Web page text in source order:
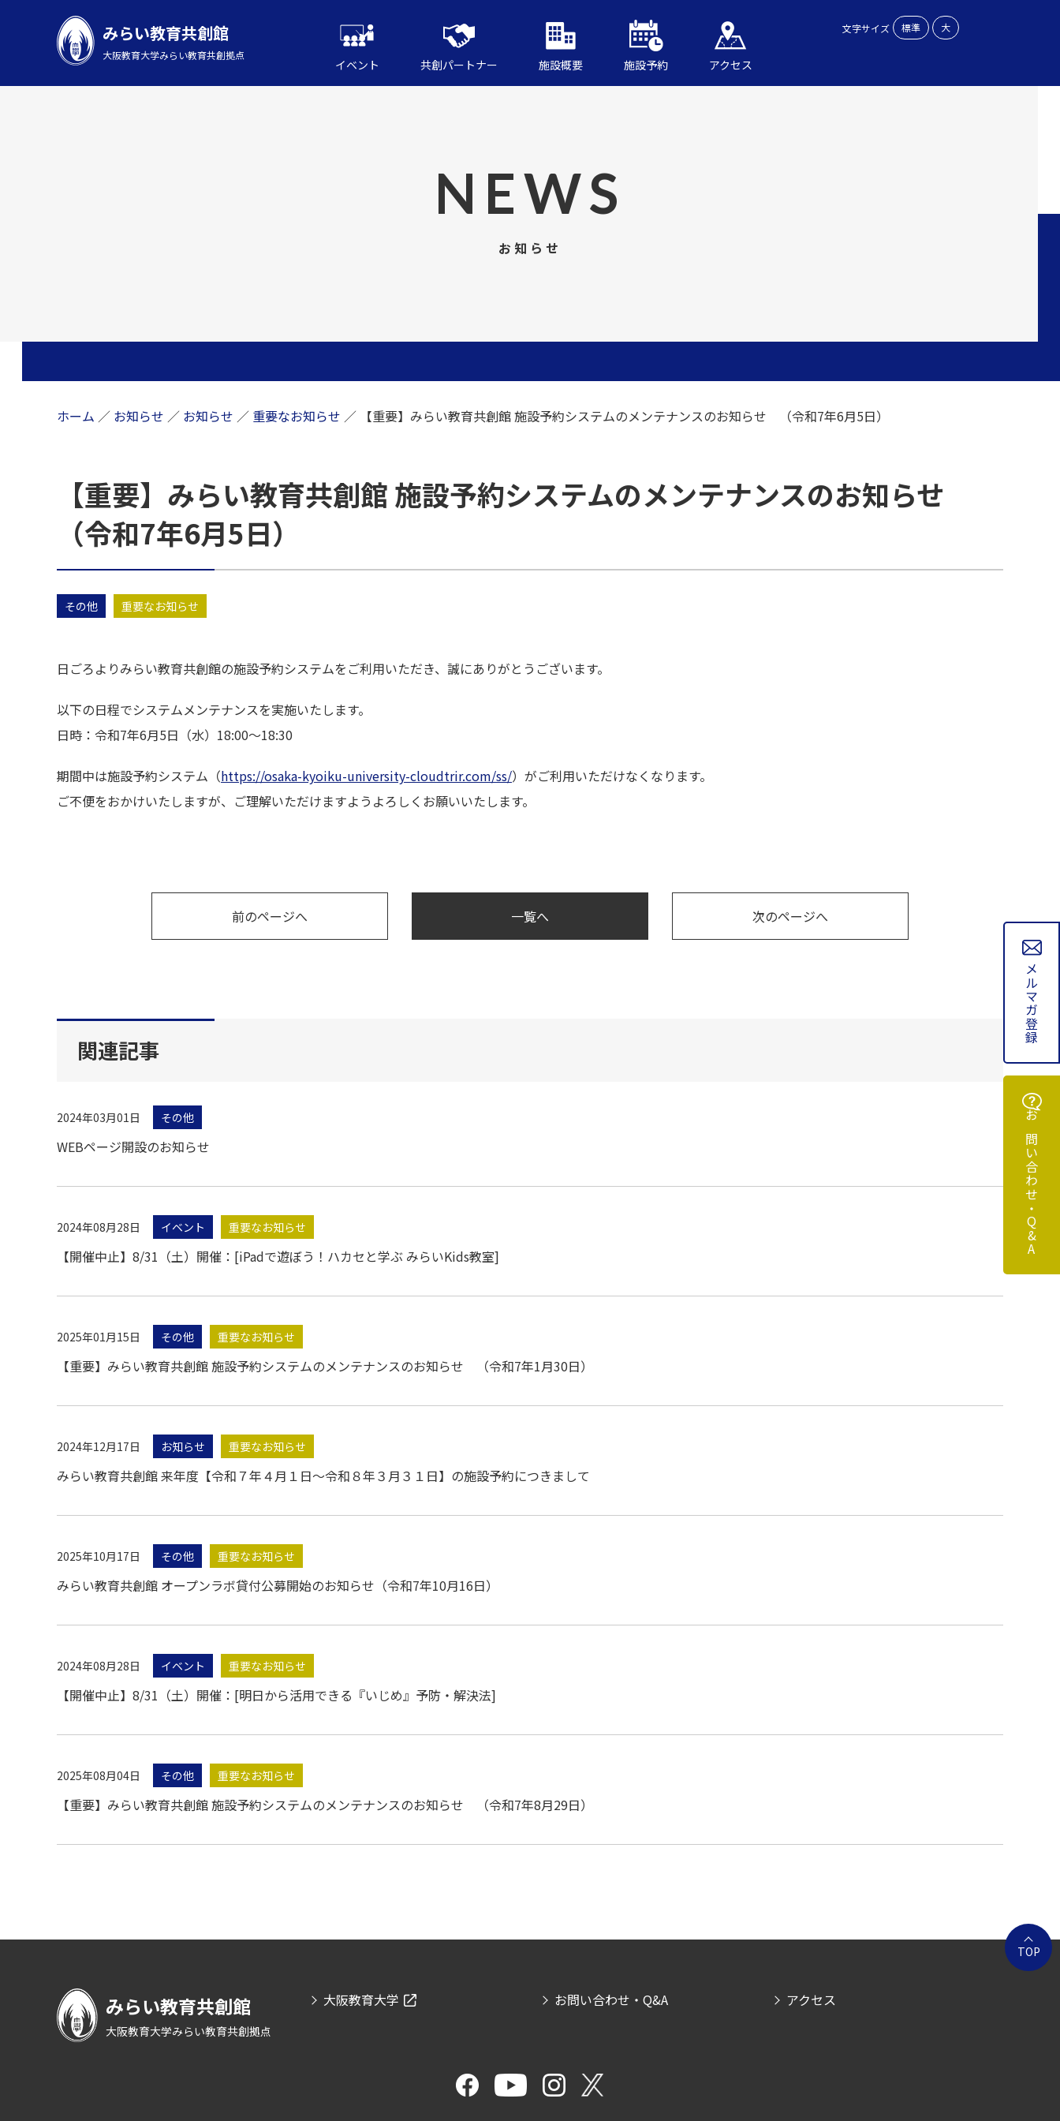
みらい教育共創館
大阪教育大学みらい教育共創拠点
イベント 共創パートナー 施設概要 施設予約 アクセス
文字サイズ 標準 大
メルマガ登録
お問い合わせ・Q&A
NEWS
お知らせ
ホーム ／ お知らせ ／ お知らせ ／ 重要なお知らせ ／ 【重要】みらい教育共創館 施設予約システムのメンテナンスのお知らせ （令和7年6月5日）
【重要】みらい教育共創館 施設予約システムのメンテナンスのお知らせ
（令和7年6月5日）
その他 重要なお知らせ
日ごろよりみらい教育共創館の施設予約システムをご利用いただき、誠にありがとうございます。
以下の日程でシステムメンテナンスを実施いたします。
日時：令和7年6月5日（水）18:00〜18:30
期間中は施設予約システム（https://osaka-kyoiku-university-cloudtrir.com/ss/）がご利用いただけなくなります。
ご不便をおかけいたしますが、ご理解いただけますようよろしくお願いいたします。
前のページへ 一覧へ 次のページへ
関連記事
2024年03月01日 その他
WEBページ開設のお知らせ
2024年08月28日 イベント 重要なお知らせ
【開催中止】8/31（土）開催：[iPadで遊ぼう！ハカセと学ぶ みらいKids教室]
2025年01月15日 その他 重要なお知らせ
【重要】みらい教育共創館 施設予約システムのメンテナンスのお知らせ （令和7年1月30日）
2024年12月17日 お知らせ 重要なお知らせ
みらい教育共創館 来年度【令和７年４月１日～令和８年３月３１日】の施設予約につきまして
2025年10月17日 その他 重要なお知らせ
みらい教育共創館 オープンラボ貸付公募開始のお知らせ（令和7年10月16日）
2024年08月28日 イベント 重要なお知らせ
【開催中止】8/31（土）開催：[明日から活用できる『いじめ』予防・解決法]
2025年08月04日 その他 重要なお知らせ
【重要】みらい教育共創館 施設予約システムのメンテナンスのお知らせ （令和7年8月29日）
TOP
みらい教育共創館
大阪教育大学みらい教育共創拠点
大阪教育大学 お問い合わせ・Q&A アクセス